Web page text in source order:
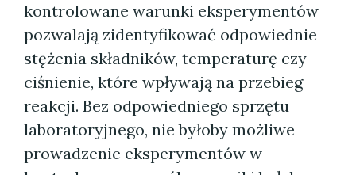
kontrolowane warunki eksperymentów
pozwalają zidentyfikować odpowiednie
stężenia składników, temperaturę czy
ciśnienie, które wpływają na przebieg
reakcji. Bez odpowiedniego sprzętu
laboratoryjnego, nie byłoby możliwe
prowadzenie eksperymentów w